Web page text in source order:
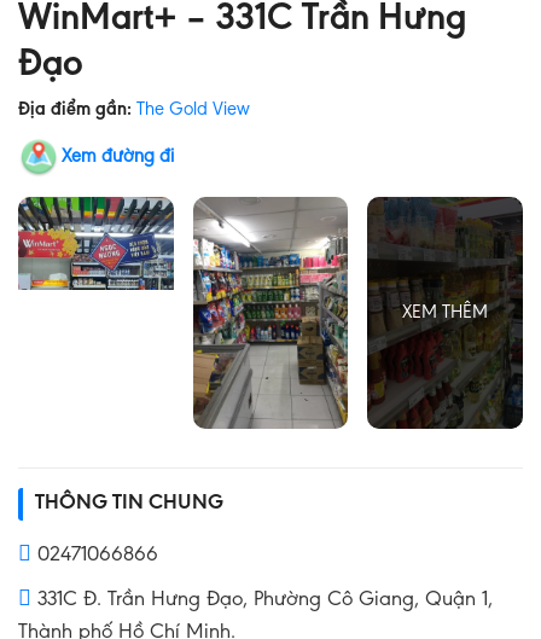
WinMart+ – 331C Trần Hưng
Đạo
Địa điểm gần: The Gold View
Xem đường đi
THÔNG TIN CHUNG
02471066866
331C Đ. Trần Hưng Đạo, Phường Cô Giang, Quận 1,
Thành phố Hồ Chí Minh.